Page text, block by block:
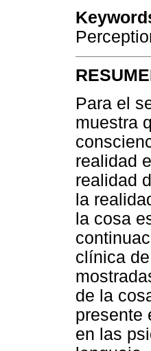
Para el
muestra
realidad
realidad
la
la cosa
clínica
de la
presente
en las